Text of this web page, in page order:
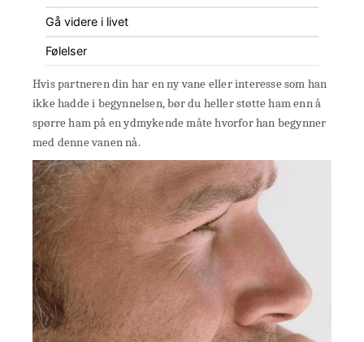
Gå videre i livet
Følelser
Hvis partneren din har en ny vane eller interesse som han
ikke hadde i begynnelsen, bør du heller støtte ham enn å
spørre ham på en ydmykende måte hvorfor han begynner
med denne vanen nå.